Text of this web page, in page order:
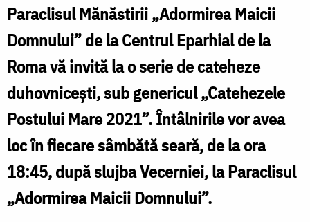
la
Mănăstirea
„Adormirea
Maicii
Domnului”
Paraclisul Mănăstirii „Adormirea Maicii
Domnului” de la Centrul Eparhial de la
Roma vă invită la o serie de cateheze
duhovnicești, sub genericul „Catehezele
Postului Mare 2021”. Întâlnirile vor avea
loc în fiecare sâmbătă seară, de la ora
18:45, după slujba Vecerniei, la Paraclisul
„Adormirea Maicii Domnului”.